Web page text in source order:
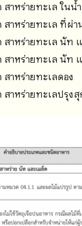
สาหร่ายทะเล ในน้
สาหร่ายทะเล ที่ผ่
สาหร่ายทะเล นัท
สาหร่ายทะเล นัท
สาหร่ายทะเลดอง
สาหร่ายทะเลปรุง